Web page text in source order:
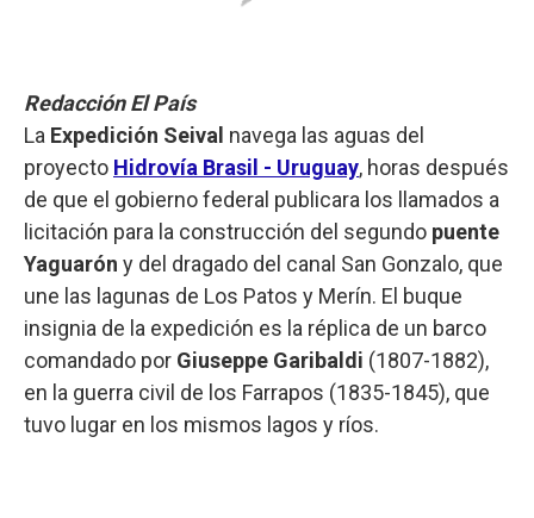
Redacción El País
La Expedición Seival navega las aguas del
proyecto Hidrovía Brasil - Uruguay, horas después
de que el gobierno federal publicara los llamados a
licitación para la construcción del segundo puente
Yaguarón y del dragado del canal San Gonzalo, que
une las lagunas de Los Patos y Merín. El buque
insignia de la expedición es la réplica de un barco
comandado por Giuseppe Garibaldi (1807-1882),
en la guerra civil de los Farrapos (1835-1845), que
tuvo lugar en los mismos lagos y ríos.